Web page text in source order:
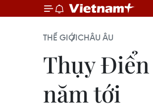
THẾ GIỚICHÂU ÂU
Thụy Điển
năm tới